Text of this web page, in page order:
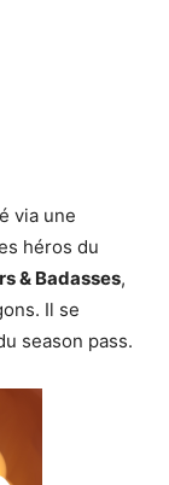
via une
héros du
& Badasses,
Il se
season pass.